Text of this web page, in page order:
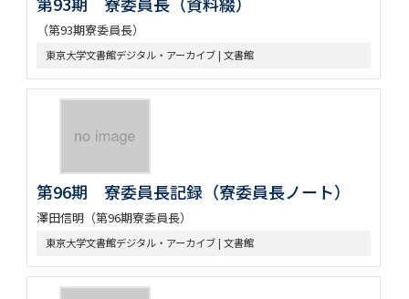
（第93期寮委員長）
東京大学文書館デジタル・アーカイブ | 文書館
第96期 寮委員長記録（寮委員長ノート）
澤田信明（第96期寮委員長）
東京大学文書館デジタル・アーカイブ | 文書館